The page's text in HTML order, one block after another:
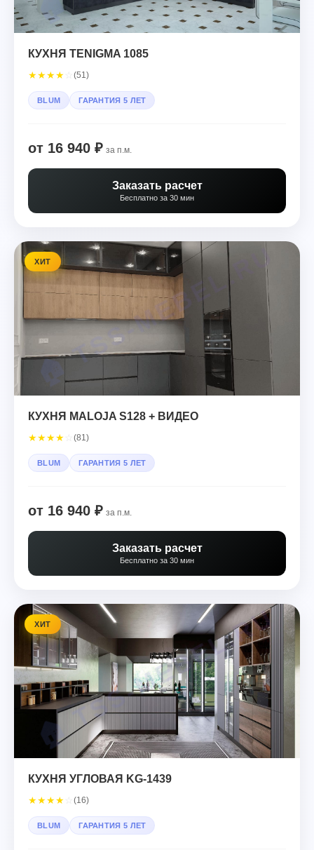
КУХНЯ TENIGMA 1085
★★★★ (51)
BLUM ГАРАНТИЯ 5 ЛЕТ
от 16 940 ₽ за п.м.
Заказать расчет
Бесплатно за 30 мин
ХИТ
КУХНЯ MALOJA S128 + ВИДЕО
★★★★ (81)
BLUM ГАРАНТИЯ 5 ЛЕТ
от 16 940 ₽ за п.м.
Заказать расчет
Бесплатно за 30 мин
ХИТ
КУХНЯ УГЛОВАЯ KG-1439
★★★★ (16)
BLUM ГАРАНТИЯ 5 ЛЕТ